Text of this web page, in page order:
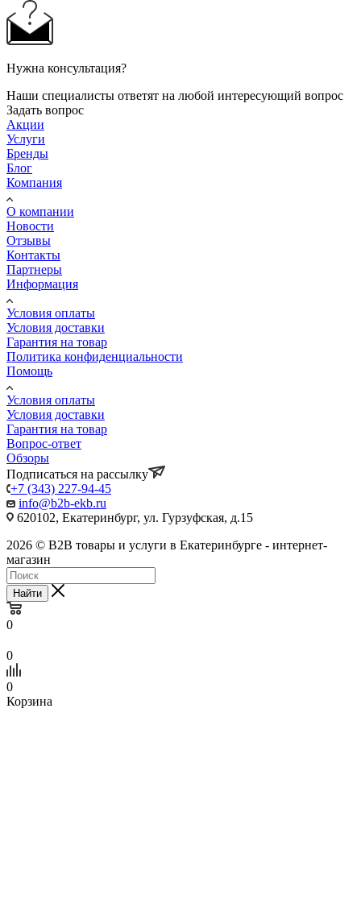
Нужна консультация?
Наши специалисты ответят на любой интересующий вопрос
Задать вопрос
Акции
Услуги
Бренды
Блог
Компания
О компании
Новости
Отзывы
Контакты
Партнеры
Информация
Условия оплаты
Условия доставки
Гарантия на товар
Политика конфиденциальности
Помощь
Условия оплаты
Условия доставки
Гарантия на товар
Вопрос-ответ
Обзоры
Подписаться на рассылку
+7 (343) 227-94-45
info@b2b-ekb.ru
620102, Екатеринбург, ул. Гурзуфская, д.15
2026 © B2B товары и услуги в Екатеринбурге - интернет-
магазин
Найти
0
0
0
Корзина